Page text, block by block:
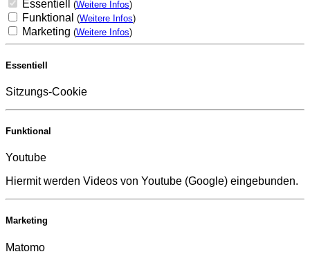
Essentiell (Weitere Infos)
Funktional (Weitere Infos)
Marketing (Weitere Infos)
Essentiell
Sitzungs-Cookie
Funktional
Youtube
Hiermit werden Videos von Youtube (Google) eingebunden.
Marketing
Matomo